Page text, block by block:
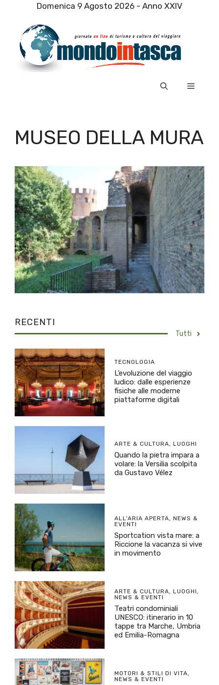
contenuto
Domenica 9 Agosto 2026 - Anno XXIV
Menu
MUSEO DELLA MURA
RECENTI
Tutti
TECNOLOGIA
L’evoluzione del viaggio
ludico: dalle esperienze
fisiche alle moderne
piattaforme digitali
ARTE & CULTURA, LUOGHI
Quando la pietra impara a
volare: la Versilia scolpita
da Gustavo Vélez
ALL'ARIA APERTA, NEWS &
EVENTI
Sportcation vista mare: a
Riccione la vacanza si vive
in movimento
ARTE & CULTURA, LUOGHI,
NEWS & EVENTI
Teatri condominiali
UNESCO: itinerario in 10
tappe tra Marche, Umbria
ed Emilia-Romagna
MOTORI & STILI DI VITA,
NEWS & EVENTI